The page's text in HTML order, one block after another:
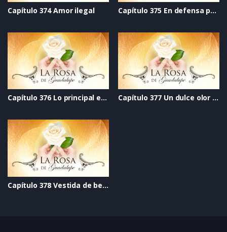
Capítulo 374 Amor ilegal Capítulo 375 En defensa propia
Capítulo 376 Lo principal en la vida Capítulo 377 Un dulce olor a rosas
Capítulo 378 Vestida de besos